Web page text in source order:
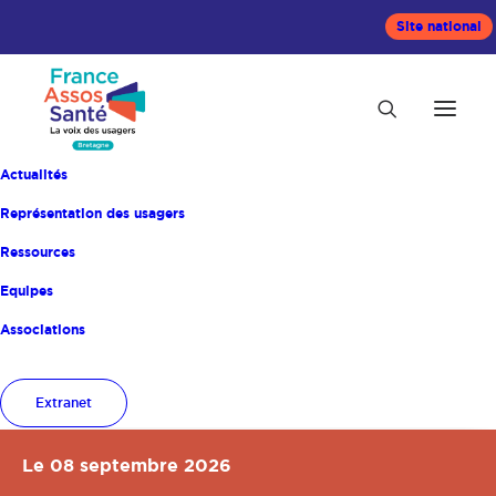
Site national
Actualités
Représentation des usagers
Ressources
Equipes
Associations
Extranet
Septembre 2026
Le 08 septembre 2026
Groupe d’échanges et
d’analyse de pratiques
Le 08 septembre 2026